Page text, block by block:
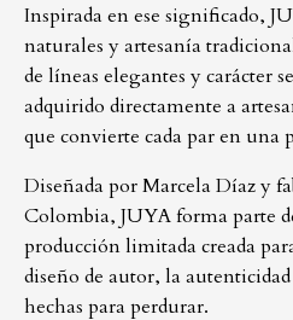
Inspirada en ese significado,
naturales y artesanía
de líneas elegantes y carácter
adquirido directamente a
que convierte cada par en una
Diseñada por Marcela Díaz y
Colombia, JUYA forma parte
producción limitada creada
diseño de autor, la
hechas para perdurar.